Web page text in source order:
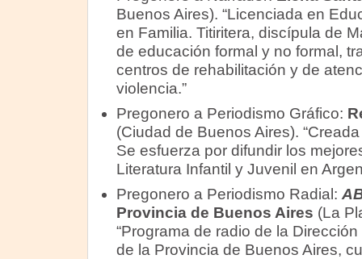
Buenos Aires). “Licenciada en
en Familia. Titiritera, discípula de
de educación formal y no formal,
centros de rehabilitación y de
violencia.”
Pregonero a Periodismo Gráfico:
(Ciudad de Buenos Aires).
Se esfuerza por difundir los
Literatura Infantil y Juvenil en
Pregonero a Periodismo Radial:
Provincia de Buenos Aires (La
“Programa de radio de la
de la Provincia de Buenos Aires,